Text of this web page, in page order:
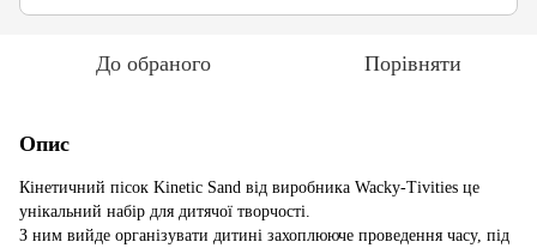
До обраного Порівняти
Опис
Кінетичний пісок Kinetic Sand від виробника Wacky-Tivities це
унікальний набір для дитячої творчості.
З ним вийде організувати дитині захоплююче проведення часу, під